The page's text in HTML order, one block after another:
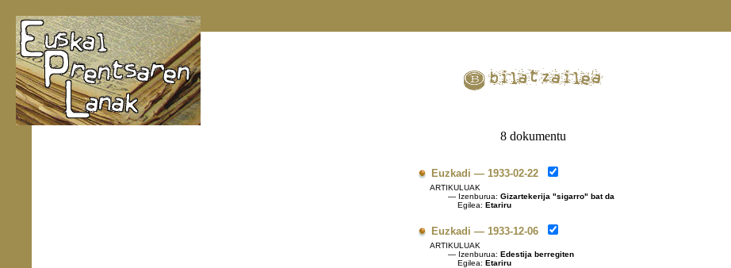
8 dokumentu
Euzkadi — 1933-02-22
ARTIKULUAK
— Izenburua: Gizartekerija "sigarro" bat da
Egilea: Etariru
Euzkadi — 1933-12-06
ARTIKULUAK
— Izenburua: Edestija berregiten
Egilea: Etariru